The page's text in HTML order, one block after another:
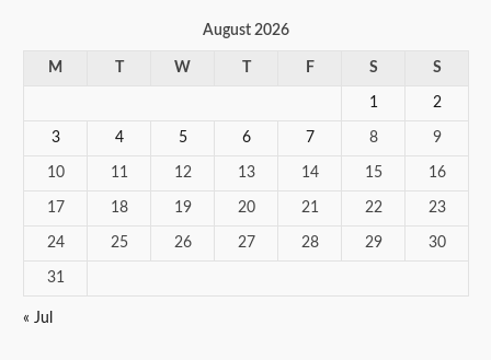
August 2026
M T W T F S S
1 2
3 4 5 6 7 8 9
10 11 12 13 14 15 16
17 18 19 20 21 22 23
24 25 26 27 28 29 30
31
« Jul